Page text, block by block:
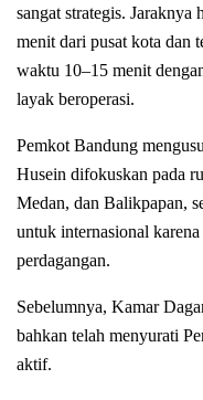
sangat strategis. Jaraknya
menit dari pusat kota dan
waktu 10–15 menit
layak beroperasi.
Pemkot Bandung
Husein difokuskan pada
Medan, dan Balikpapan,
untuk internasional
perdagangan.
Sebelumnya, Kamar
bahkan telah menyurati
aktif.